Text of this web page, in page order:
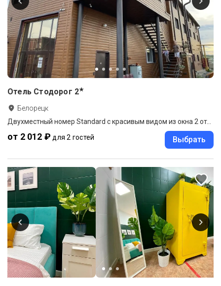
Отель Стодорог 2★
Белорецк
Двухместный номер Standard с красивым видом из окна 2 отдельные кровати
от 2 012 ₽ для 2 гостей Выбрать